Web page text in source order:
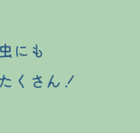
にも
くさん！